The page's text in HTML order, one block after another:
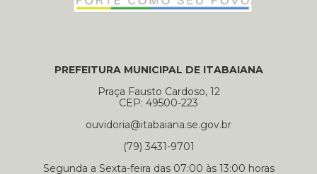
PREFEITURA MUNICIPAL DE ITABAIANA
Praça Fausto Cardoso, 12
CEP: 49500-223
ouvidoria@itabaiana.se.gov.br
(79) 3431-9701
Segunda a Sexta-feira das 07:00 às 13:00 horas